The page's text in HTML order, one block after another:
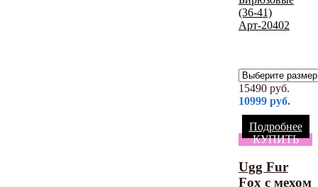
15490 руб.
10999 руб.
Подробнее
КУПИТЬ
Ugg Fur
Fox с мехом